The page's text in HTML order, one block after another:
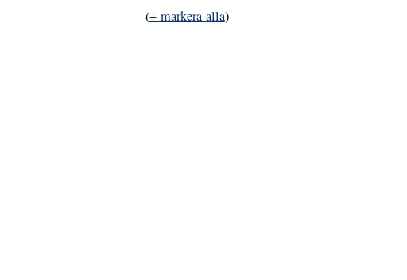
(+ markera alla)